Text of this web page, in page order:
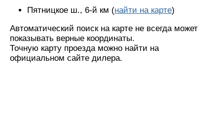
Пятницкое ш., 6-й км (найти на карте)
Автоматический поиск на карте не всегда может
показывать верные координаты.
Точную карту проезда можно найти на
официальном сайте дилера.